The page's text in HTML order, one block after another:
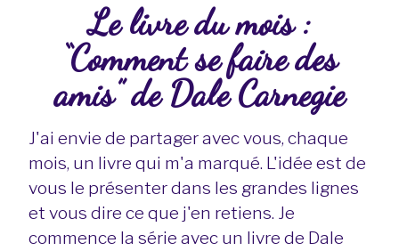
Le livre du mois :
“Comment se faire des
amis” de Dale Carnegie
J'ai envie de partager avec vous, chaque
mois, un livre qui m'a marqué. L'idée est de
vous le présenter dans les grandes lignes
et vous dire ce que j'en retiens. Je
commence la série avec un livre de Dale